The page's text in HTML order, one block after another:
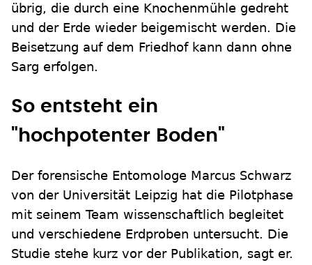
übrig, die durch eine Knochenmühle gedreht
und der Erde wieder beigemischt werden. Die
Beisetzung auf dem Friedhof kann dann ohne
Sarg erfolgen.
So entsteht ein
"hochpotenter Boden"
Der forensische Entomologe Marcus Schwarz
von der Universität Leipzig hat die Pilotphase
mit seinem Team wissenschaftlich begleitet
und verschiedene Erdproben untersucht. Die
Studie stehe kurz vor der Publikation, sagt er.